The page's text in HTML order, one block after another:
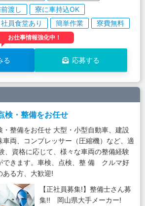
渡し
寮に車持込OK
社員食堂あり 簡単作業 寮費無料
お仕事情報強化中！
る 応募する
検・整備をお任せ
・整備をお任せ 大型・小型自動車、建設
両、コンプレッサー（圧縮機）など、適
、資格に応じて、様々な車両の整備経験
できます。車検、点検、整 備 クルマ好
ある方、大歓迎!
【正社員募集!】整備士さん募
集!! 岡山県大手メーカー!